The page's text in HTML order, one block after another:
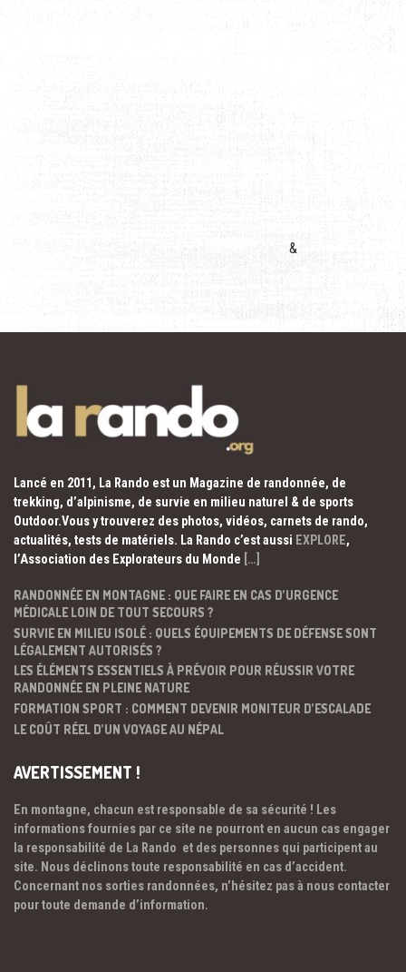
&
Lancé en 2011, La Rando est un Magazine de randonnée, de
trekking, d’alpinisme, de survie en milieu naturel & de sports
Outdoor.Vous y trouverez des photos, vidéos, carnets de rando,
actualités, tests de matériels. La Rando c’est aussi EXPLORE,
l’Association des Explorateurs du Monde […]
RANDONNÉE EN MONTAGNE : QUE FAIRE EN CAS D’URGENCE
MÉDICALE LOIN DE TOUT SECOURS ?
SURVIE EN MILIEU ISOLÉ : QUELS ÉQUIPEMENTS DE DÉFENSE SONT
LÉGALEMENT AUTORISÉS ?
LES ÉLÉMENTS ESSENTIELS À PRÉVOIR POUR RÉUSSIR VOTRE
RANDONNÉE EN PLEINE NATURE
FORMATION SPORT : COMMENT DEVENIR MONITEUR D’ESCALADE
LE COÛT RÉEL D’UN VOYAGE AU NÉPAL
AVERTISSEMENT !
En montagne, chacun est responsable de sa sécurité ! Les
informations fournies par ce site ne pourront en aucun cas engager
la responsabilité de La Rando et des personnes qui participent au
site. Nous déclinons toute responsabilité en cas d’accident.
Concernant nos sorties randonnées, n’hésitez pas à nous contacter
pour toute demande d’information.